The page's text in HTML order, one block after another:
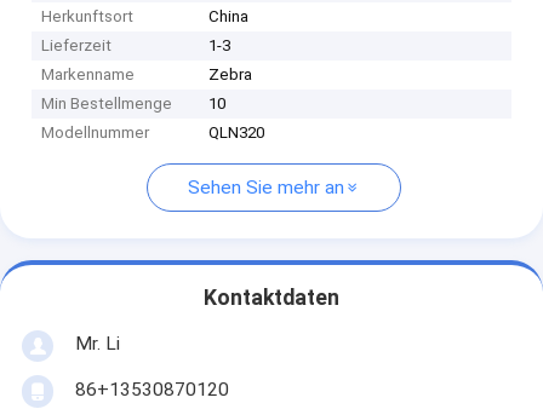
Herkunftsort
China
Lieferzeit
1-3
Markenname
Zebra
Min Bestellmenge
10
Modellnummer
QLN320
Sehen Sie mehr an
Kontaktdaten
Mr. Li
86+13530870120